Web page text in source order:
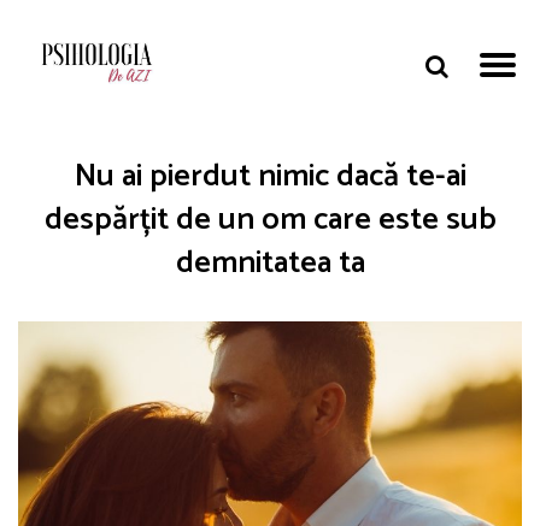
Nu ai pierdut nimic dacă te-ai
despărțit de un om care este sub
demnitatea ta